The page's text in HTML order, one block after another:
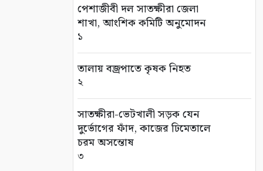
পেশাজীবী দল সাতক্ষীরা জেলা
শাখা, আংশিক কমিটি অনুমোদন
১
তালায় বজ্রপাতে কৃষক নিহত
২
সাতক্ষীরা-ভেটখালী সড়ক যেন
দুর্ভোগের ফাঁদ, কাজের ঢিমেতালে
চরম অসন্তোষ
৩